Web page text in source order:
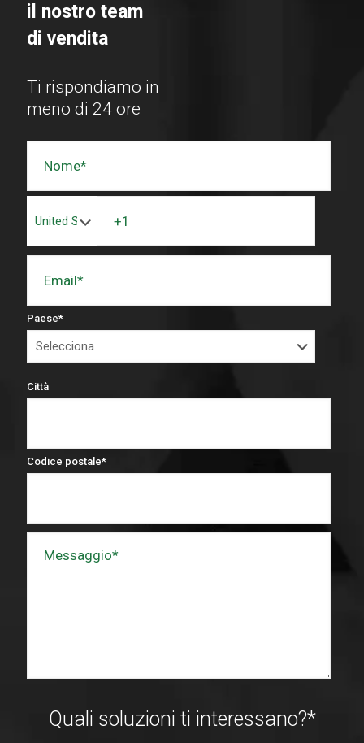
il nostro team
di vendita
Ti rispondiamo in
meno di 24 ore
Paese*
Città
Codice postale*
Quali soluzioni ti interessano?*